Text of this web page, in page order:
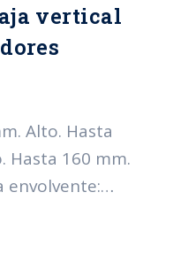
vertical
Alto. Hasta
Hasta 160 mm.
envolvente:
Hasta IP66
impacto IK: